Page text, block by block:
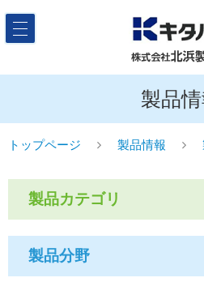
製品
トップページ 製品情報
製品カテゴリ
製品分野